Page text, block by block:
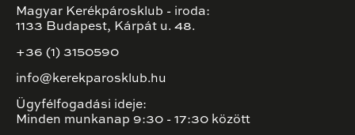
Magyar Kerékpárosklub - iroda:
1133 Budapest, Kárpát u. 48.
+36 (1) 3150590
info@kerekparosklub.hu
Ügyfélfogadási ideje:
Minden munkanap 9:30 - 17:30 között